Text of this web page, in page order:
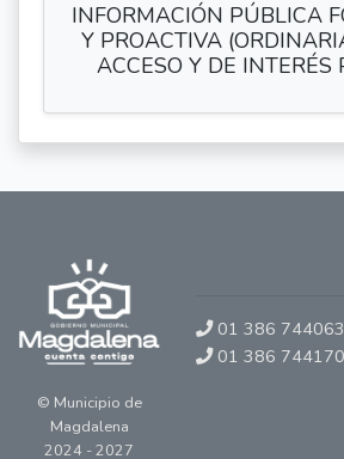
INFORMACIÓN PÚBLICA
Y PROACTIVA
ACCESO Y DE INTERÉS
© Municipio de
Magdalena
2024 - 2027
01 386
01 386